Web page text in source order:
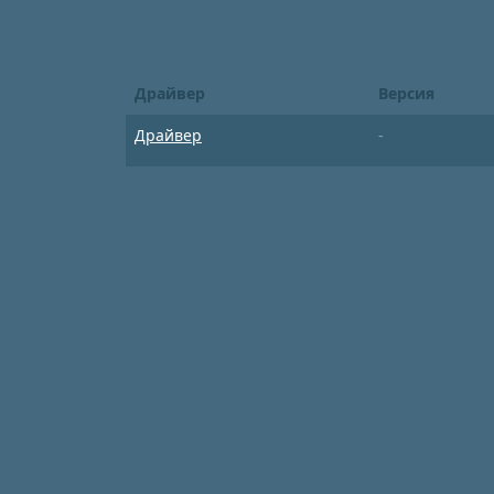
Драйвер Версия
Драйвер
-